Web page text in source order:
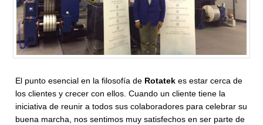
El punto esencial en la filosofía de Rotatek es estar cerca de
los clientes y crecer con ellos. Cuando un cliente tiene la
iniciativa de reunir a todos sus colaboradores para celebrar su
buena marcha, nos sentimos muy satisfechos en ser parte de